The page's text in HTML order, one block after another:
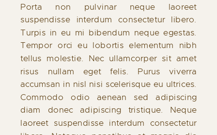
Porta non pulvinar neque laoreet
suspendisse interdum consectetur libero.
Turpis in eu mi bibendum neque egestas.
Tempor orci eu lobortis elementum nibh
tellus molestie. Nec ullamcorper sit amet
risus nullam eget felis. Purus viverra
accumsan in nisl nisi scelerisque eu ultrices.
Commodo odio aenean sed adipiscing
diam donec adipiscing tristique. Neque
laoreet suspendisse interdum consectetur